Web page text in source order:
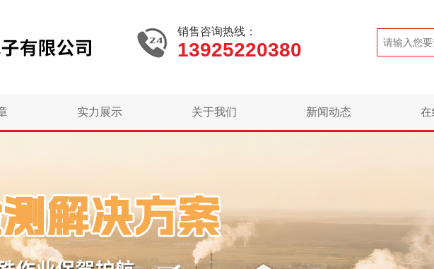
销售咨询热线：
13925220380
实力展示 关于我们 新闻动态 在